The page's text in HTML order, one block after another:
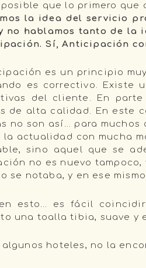
posible que lo primero
la idea del servicio
no hablamos tanto de la
Sí, Anticipación
es un principio
es correctivo. Existe
del cliente. En
de alta calidad. En este
no son así… para
la actualidad con mucha
sino aquel que se
no es nuevo tampoco,
se notaba, y en ese
esto… es fácil
una toalla tibia, suave y
algunos hoteles, no la